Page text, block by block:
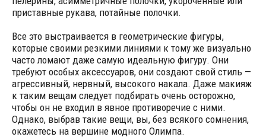
приставные рукава, потайные полочки.
Все это выстраивается в геометрические фигуры,
которые своими резкими линиями к тому же визуально
часто ломают даже самую идеальную фигуру. Они
требуют особых аксессуаров, они создают свой стиль —
агрессивный, нервный, высокого накала. Даже макияж
к таким вещам следует подбирать очень осторожно,
чтобы он не входил в явное противоречие с ними.
Однако, выбрав такие вещи, вы, без всякого сомнения,
окажетесь на вершине модного Олимпа.